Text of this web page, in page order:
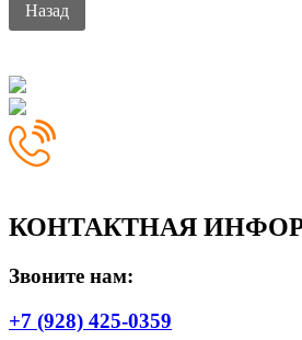
Назад
КОНТАКТНАЯ
Звоните нам:
+7 (928) 425-0359